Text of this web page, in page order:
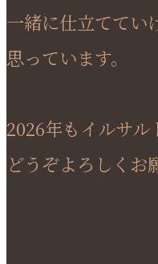
一緒に仕立ててい
思っています。
2026年もイルサル
どうぞよろしくお